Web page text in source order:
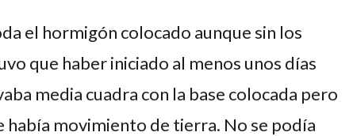
el hormigón colocado aunque sin los
que haber iniciado al menos unos días
media cuadra con la base colocada pero
había movimiento de tierra. No se podía